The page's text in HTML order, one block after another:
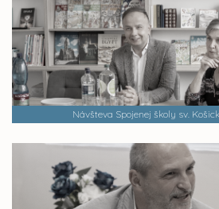
Návšteva Spojenej školy sv.